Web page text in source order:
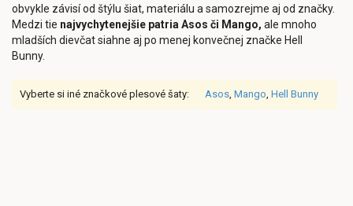
obvykle závisí od štýlu šiat, materiálu a samozrejme aj od značky.
Medzi tie najvychytenejšie patria Asos či Mango, ale mnoho
mladších dievčat siahne aj po menej konvečnej značke Hell
Bunny.
Vyberte si iné značkové plesové šaty: Asos Mango Hell Bunny